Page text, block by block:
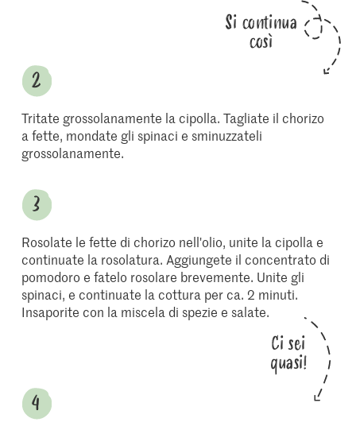
Si continua
così
Tritate grossolanamente la cipolla. Tagliate il chorizo
a fette, mondate gli spinaci e sminuzzateli
grossolanamente.
Rosolate le fette di chorizo nell'olio, unite la cipolla e
continuate la rosolatura. Aggiungete il concentrato di
pomodoro e fatelo rosolare brevemente. Unite gli
spinaci, e continuate la cottura per ca. 2 minuti.
Insaporite con la miscela di spezie e salate.
Ci sei
quasi!